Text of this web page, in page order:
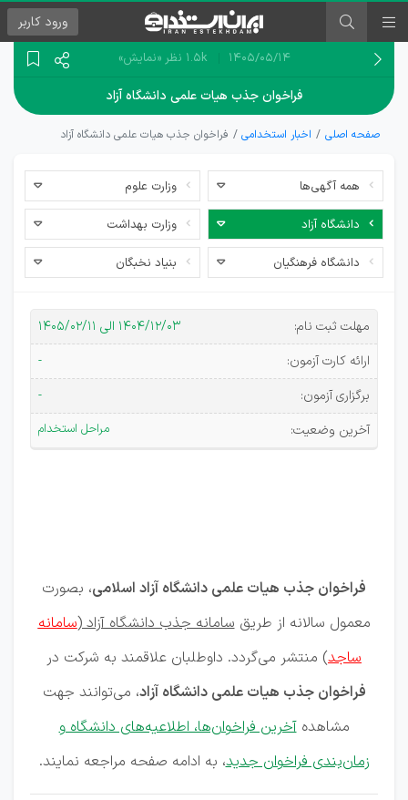
ورود کاربر
۱۴۰۵/۰۵/۱۴ 1.5k نظر «نمایش»
فراخوان جذب هیات علمی دانشگاه آزاد
صفحه اصلی اخبار استخدامی فراخوان جذب هیات علمی دانشگاه آزاد
همه آگهی‌ها وزارت علوم
دانشگاه آزاد وزارت بهداشت
دانشگاه فرهنگیان بنیاد نخبگان
مهلت ثبت نام:
۱۴۰۴/۱۲/۰۳ الی ۱۴۰۵/۰۲/۱۱
ارائه کارت آزمون:
-
برگزاری آزمون:
-
آخرین وضعیت:
مراحل استخدام
اخبار
جذب
هیأت
علمی
فراخوان جذب هیات علمی دانشگاه آزاد اسلامی، بصورت
معمول سالانه از طریقسامانه جذب دانشگاه آزاد (سامانه
ساجد) منتشر می‌گردد. داوطلبان علاقمند به شرکت در
فراخوان جذب هیات علمی دانشگاه آزاد، می‌توانند جهت
مشاهدهآخرین فراخوان‌ها، اطلاعیه‌های دانشگاه و
زمان‌بندی فراخوان جدید، به ادامه صفحه مراجعه نمایند.